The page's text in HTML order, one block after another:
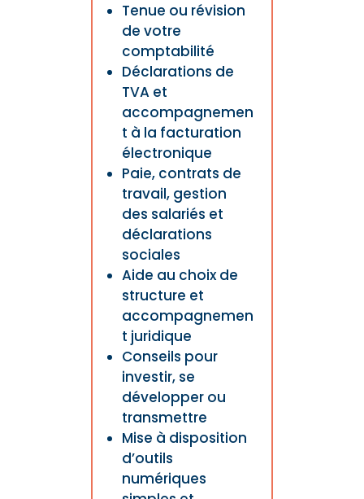
Tenue ou révision
de votre
comptabilité
Déclarations de
TVA et
accompagnemen
t à la facturation
électronique
Paie, contrats de
travail, gestion
des salariés et
déclarations
sociales
Aide au choix de
structure et
accompagnemen
t juridique
Conseils pour
investir, se
développer ou
transmettre
Mise à disposition
d’outils
numériques